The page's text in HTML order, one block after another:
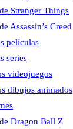
Stranger Things
Assassin’s Creed
películas
series
videojuegos
dibujos animados
Dragon Ball Z